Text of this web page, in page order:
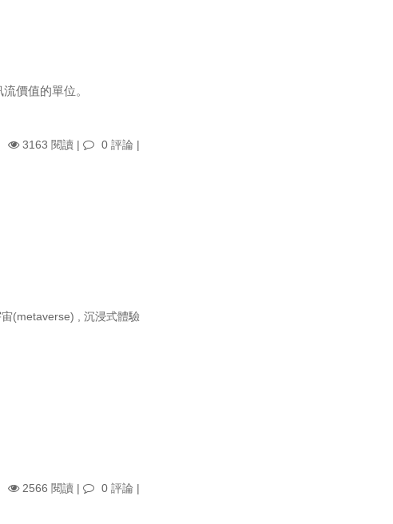
價值的單位。
3163 閱讀 | 0 評論 |
宙(metaverse) 沉浸式體驗
2566 閱讀 | 0 評論 |